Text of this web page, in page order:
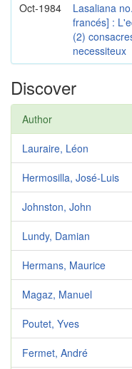
Oct-1984
Lasaliana
francés] :
(2)
necessiteux
Discover
Author
Lauraire, Léon
Hermosilla, José-Luis
Johnston, John
Lundy, Damian
Hermans, Maurice
Magaz, Manuel
Poutet, Yves
Fermet, André